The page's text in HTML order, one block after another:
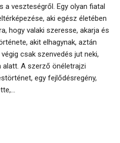
a veszteségről. Egy olyan fiatal
aki egész életében
hogy valaki szeresse, akarja és
akit elhagynak, aztán
csak szenvedés jut neki,
alatt. A szerző önéletrajzi
egy fejlődésregény,